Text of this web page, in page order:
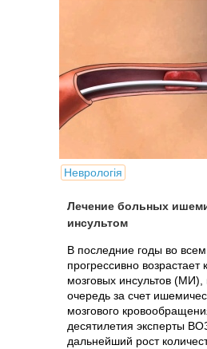
Неврологія
Лечение больных
инсультом
В последние годы во
прогрессивно возрастает
мозговых инсультов (МИ),
очередь за счет
мозгового
десятилетия эксперты
дальнейший рост